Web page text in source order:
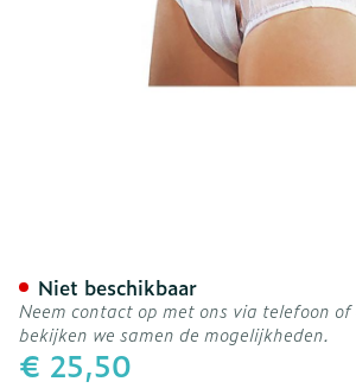
€ 25,50
Niet beschikbaar
Neem contact op met ons via telefoon
bekijken we samen de mogelijkheden.